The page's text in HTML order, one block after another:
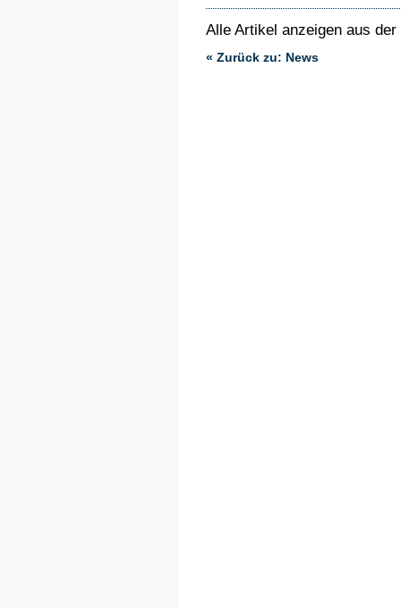
Alle Artikel anzeigen aus
« Zurück zu: News